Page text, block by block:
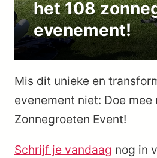
het 108
evenement!
Mis dit unieke en
evenement niet: Doe mee
Zonnegroeten Event!
Schrijf je vandaag nog in